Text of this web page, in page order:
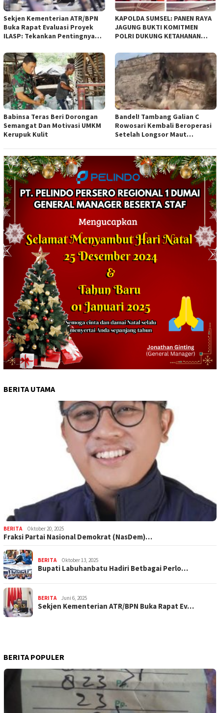
Sekjen Kementerian ATR/BPN
Buka Rapat Evaluasi Proyek
ILASP: Tekankan Pentingnya
Anggaran
KAPOLDA SUMSEL: PANEN RAYA
JAGUNG BUKTI KOMITMEN
POLRI DUKUNG KETAHANAN
Babinsa Teras Beri Dorongan
Semangat Dan Motivasi UMKM
Kerupuk Kulit
Bandel! Tambang Galian C
Rowosari Kembali Beroperasi
Setelah Longsor Maut
BERITA UTAMA
BERITA Oktober 20, 2025
Fraksi Partai Nasional Demokrat (NasDem)…
BERITA Oktober 13, 2025
Bupati Labuhanbatu Hadiri Betbagai Perlo…
BERITA Juni 6, 2025
Sekjen Kementerian ATR/BPN Buka Rapat Ev…
BERITA POPULER